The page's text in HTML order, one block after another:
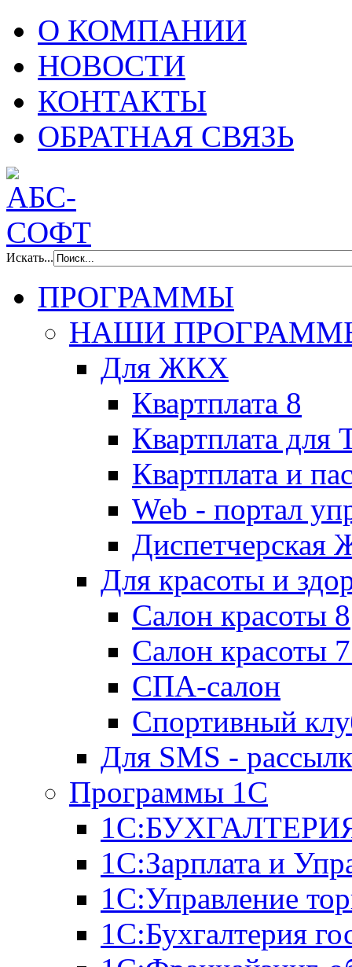
О КОМПАНИИ
НОВОСТИ
КОНТАКТЫ
ОБРАТНАЯ СВЯЗЬ
Искать...
ПРОГРАММЫ
НАШИ
Для ЖКХ
Квартплата 8
Квартплата
Квартплата и
Web - портал
Для красоты и
Салон красоты 8
Салон красоты
СПА-салон
Спортивный
Для SMS -
Программы 1С
1С:Зарплата и
1С:Управление
1С:Бухгалтерия